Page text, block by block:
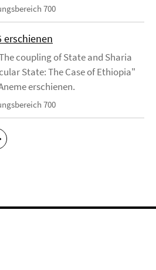
700
erschienen
coupling of State and Sharia
State: The Case of Ethiopia"
erschienen.
700